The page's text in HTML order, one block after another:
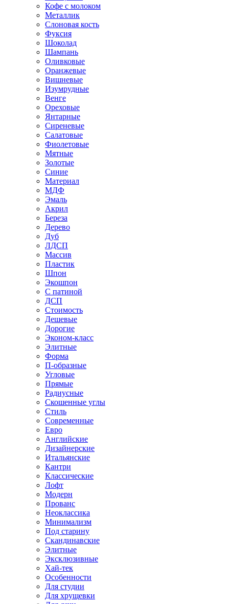
Кофе с молоком
Металлик
Слоновая кость
Фуксия
Шоколад
Шампань
Оливковые
Оранжевые
Вишневые
Изумрудные
Венге
Ореховые
Янтарные
Сиреневые
Салатовые
Фиолетовые
Мятные
Золотые
Синие
Материал
МДФ
Эмаль
Акрил
Береза
Дерево
Дуб
ЛДСП
Массив
Пластик
Шпон
Экошпон
С патиной
ДСП
Стоимость
Дешевые
Дорогие
Эконом-класс
Элитные
Форма
П-образные
Угловые
Прямые
Радиусные
Скошенные углы
Стиль
Современные
Евро
Английские
Дизайнерские
Итальянские
Кантри
Классические
Лофт
Модерн
Прованс
Неоклассика
Минимализм
Под старину
Скандинавские
Элитные
Эксклюзивные
Хай-тек
Особенности
Для студии
Для хрущевки